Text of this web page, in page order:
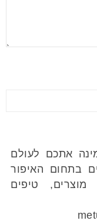
אתכם לעולם
בתחום האיפור
טיפים